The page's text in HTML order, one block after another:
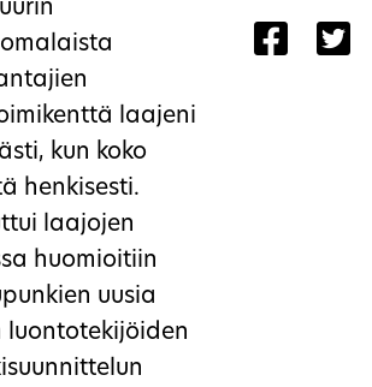
laajeni
kun koko
henkisesti.
laajojen
huomioitiin
uusia
luontotekijöiden
Jaa